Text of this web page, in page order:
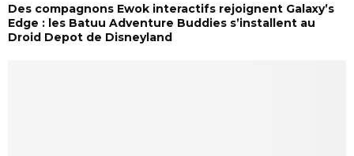
Des compagnons Ewok interactifs rejoignent Galaxy’s
Edge : les Batuu Adventure Buddies s’installent au
Droid Depot de Disneyland